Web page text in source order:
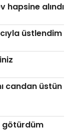
hapsine alındı
üstlendim
candan üstün
götürdüm